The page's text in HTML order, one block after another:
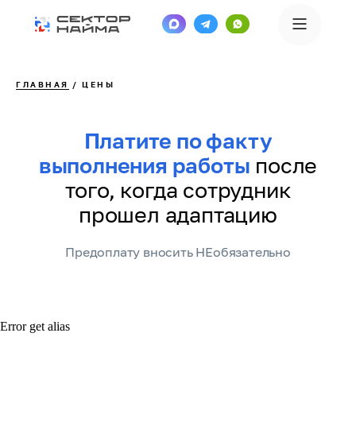
ГЛАВНАЯ / ЦЕНЫ
Предоплату вносить НЕобязательно
Платите по факту
выполнения работы после
того, когда сотрудник
прошел адаптацию
Error get alias